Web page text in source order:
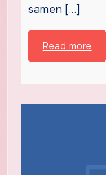
samen […]
Read more